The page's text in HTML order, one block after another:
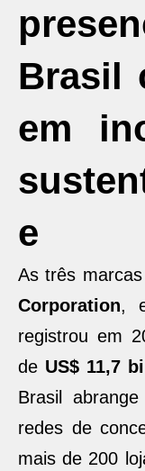
Brasil
em
e
As três
Corporation,
registrou em
de US$ 11,7
Brasil
redes de
mais de 200